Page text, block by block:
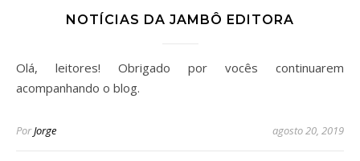
NOTÍCIAS DA JAMBÔ EDITORA
Olá, leitores! Obrigado por vocês continuarem
acompanhando o blog.
PorJorge agosto 20, 2019